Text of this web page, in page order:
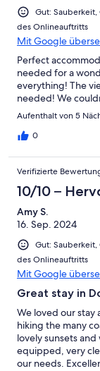
Gut:
des Onlineauftritts
Mit Google
Perfect
needed for a
everything! The
needed! We
Aufenthalt von 5
0
Verifizierte
10/10 –
Amy S.
16. Sep. 2024
Gut:
des Onlineauftritts
Mit Google
Great stay in
We loved our stay
hiking the many
lovely sunsets
equipped, very
our needs.